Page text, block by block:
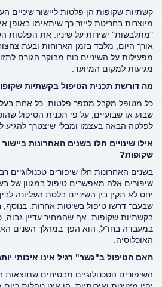
קשתיות שקופות הן פלטות ליישור שיניים
מיוצרות בחריטת לייזר כך שיתאימו באופן
"מתלבשות" ישירות על שיניו. את הפלטות
אורך היום, מלבד בזמן הארוחות ובעת
מפעילות על השיניים כוח מבוקר הגורם
מגיעות למקום המיועד.
מה דורשת תכנית הטיפול בקשתיות
כל מטופל מקבל מספר פלטות, כל אחת
שבוע או שבועיים, על פי תכנית הטיפול
לפלטה הבאה בעצמו ומבלי שיצטרך להגיע
אילו שינויים חלו בשנים האחרונות
שקופות?
בשנים האחרונות חלו שיפורים טכנולוגיים
שיפורים אלה מאפשרים טיפול במגוון של
יחס לא תקין בין השיניים בלסת העליונה
שבעבר דרשו טיפול בשיטות אחרות. בנוסף,
בקשתיות שקופות. אף שהמחיר עדיין גבוה,
במעבדה בחו"ל, הוא הפך במהלך השנים
האוכלוסיה.
האם הטיפול ב"גשר" רגיל אינו איכותי
השיפורים הטכנולוגיים מבטיחים